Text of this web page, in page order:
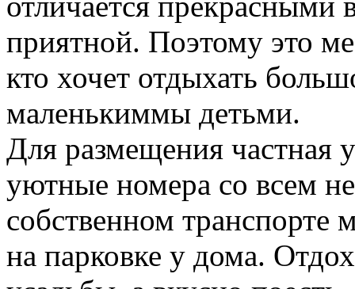
приятной. Поэтому это
кто хочет отдыхать
маленькиммы детьми.
Для размещения частная
уютные номера со всем
собственном транспорте
на парковке у дома.